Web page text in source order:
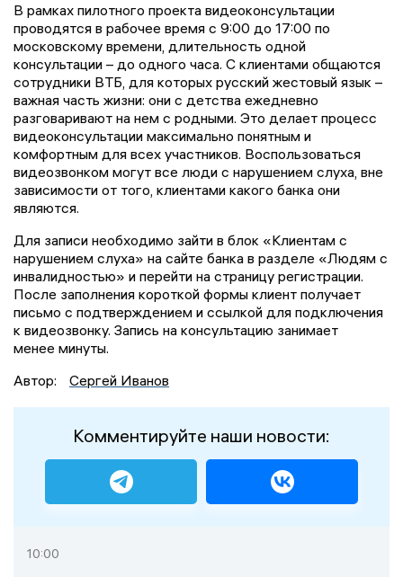
В рамках пилотного проекта видеоконсультации
проводятся в рабочее время с 9:00 до 17:00 по
московскому времени, длительность одной
консультации – до одного часа. С клиентами общаются
сотрудники ВТБ, для которых русский жестовый язык –
важная часть жизни: они с детства ежедневно
разговаривают на нем с родными. Это делает процесс
видеоконсультации максимально понятным и
комфортным для всех участников. Воспользоваться
видеозвонком могут все люди с нарушением слуха, вне
зависимости от того, клиентами какого банка они
являются.
Для записи необходимо зайти в блок «Клиентам с
нарушением слуха» на сайте банка в разделе «Людям с
инвалидностью» и перейти на страницу регистрации.
После заполнения короткой формы клиент получает
письмо с подтверждением и ссылкой для подключения
к видеозвонку. Запись на консультацию занимает
менее минуты.
Автор:
Сергей Иванов
Комментируйте наши новости:
10:00